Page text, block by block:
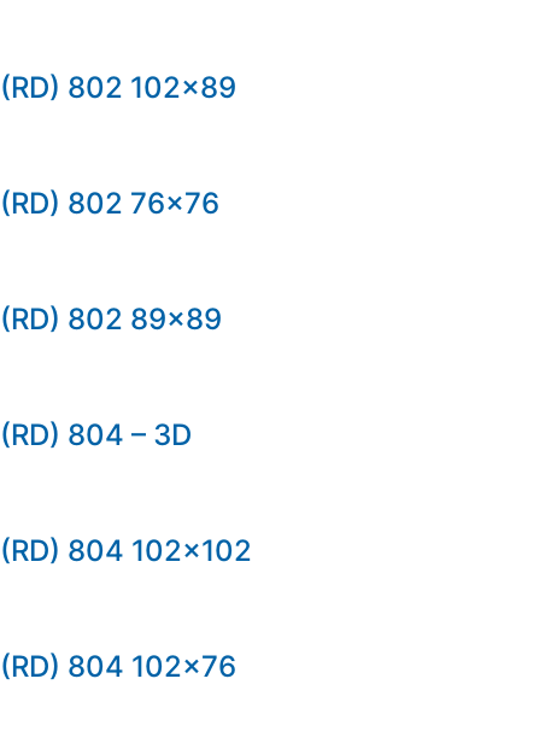
(RD) 802 102×89
(RD) 802 76×76
(RD) 802 89×89
(RD) 804 – 3D
(RD) 804 102×102
(RD) 804 102×76